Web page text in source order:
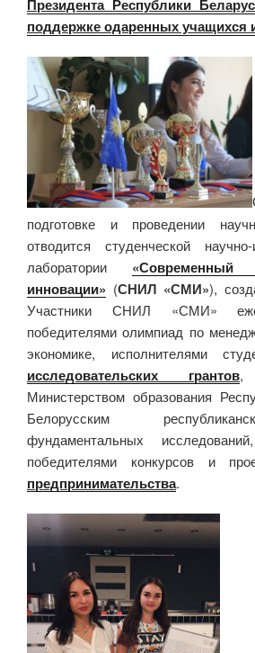
Президента Республики
поддержке одаренных учащихся
подготовке и проведении
отводится студенческой научно-
лаборатории
инновации» (СНИЛ «СМИ»),
Участники СНИЛ «СМИ»
победителями олимпиад по
экономике, исполнителями
исследовательских грантов,
Министерством образования
Белорусским
фундаментальных
победителями конкурсов и
предпринимательства.